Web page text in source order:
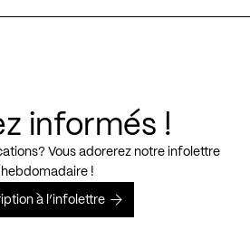
informés !
Vous adorerez notre infolettre
hebdomadaire !
à l’infolettre